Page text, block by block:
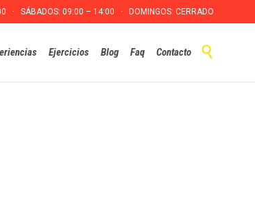
· SÁBADOS: 09:00 – 14:00 · DOMINGOS: CERRADO
to
Ejercicios Blog Faq Contacto 